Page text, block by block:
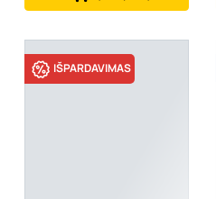
IŠPARDAVIMAS